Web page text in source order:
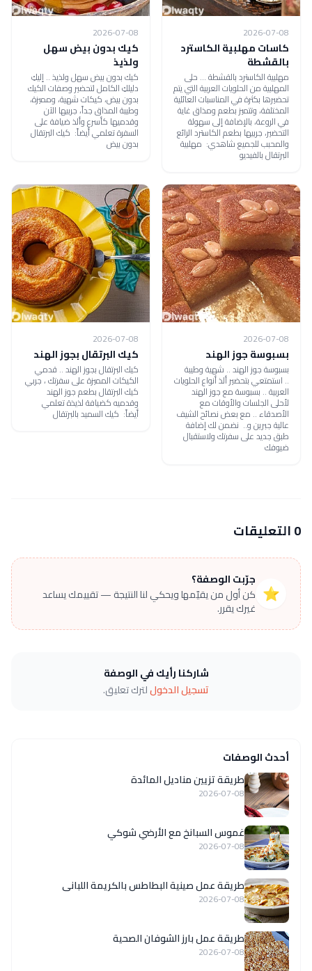
2026-07-08
كاسات مهلبية الكاسترد
بالقشطة
مهلبية الكاسترد بالقشطة ... حلى
المهلبية من الحلويات العربية التي يتم
تحضيرها بكثرة في المناسبات العائلية
المختلفة، وتتميز بطعم ومذاق غاية
في الروعة، بالإضافة إلى سهولة
التحضير، جربيها بطعم الكاسترد الرائع
والمحبب للجميع شاهدي: مهلبية
البرتقال بالفيديو
2026-07-08
كيك بدون بيض سهل
ولذيذ
كيك بدون بيض سهل ولذيذ .. إليكِ
دليلكِ الكامل لتحضير وصفات الكيك
بدون بيض، كيكات شهية، ومميزة،
وطيبة المذاق جداً، جربيها الآن
وقدميها كأسرع وألذ ضيافة على
السفرة تعلمي أيضاً: كيك البرتقال
بدون بيض
2026-07-08
بسبوسة جوز الهند
بسبوسة جوز الهند .. شهية وطيبة
.. استمتعي بتحضير ألذ أنواع الحلويات
العربية .. بسبوسة مع جوز الهند
لأحلى الجلسات والأوقات مع
الأصدقاء .. مع بعض نصائح الشيف
عالية جبرين و.. نضمن لك إضافة
طبق جديد على سفرتك ولاستقبال
ضيوفك
2026-07-08
كيك البرتقال بجوز الهند
كيك البرتقال بجوز الهند .. قدمي
الكيكات المميزة على سفرتك ، جربي
كيك البرتقال بطعم جوز الهند
وقدميه كضيافة لذيذة تعلمي
أيضاً: كيك السميد بالبرتقال
0 التعليقات
⭐
جرّبت الوصفة؟
كن أول من يقيّمها ويحكي لنا النتيجة — تقييمك يساعد
غيرك يقرر.
شاركنا رأيك في الوصفة
تسجيل الدخوللترك تعليق.
أحدث الوصفات
طريقة تزيين مناديل المائدة
2026-07-08
غموس السبانخ مع الأرضي شوكي
2026-07-08
طريقة عمل صينية البطاطس بالكريمة اللبانى
2026-07-08
طريقة عمل بارز الشوفان الصحية
2026-07-08